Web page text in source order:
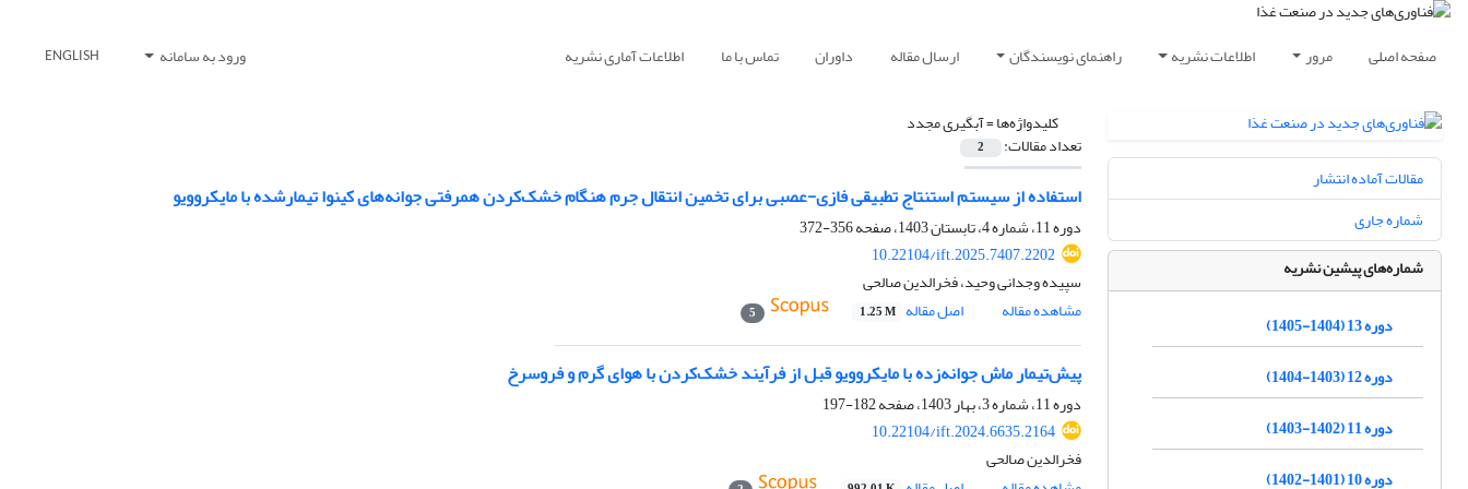
صفحه اصلی مرور اطلاعات نشریه راهنمای نویسندگان ارسال مقاله داوران تماس با ما اطلاعات آماری نشریه ورود به سامانه ENGLISH
کلیدواژه‌ها =آبگیری مجدد
تعداد مقالات: 2
استفاده از سیستم استنتاج تطبیقی فازی-عصبی برای تخمین انتقال جرم هنگام خشک‌کردن همرفتی جوانه‌های کینوا تیمارشده با مایکروویو
دوره 11، شماره 4، تابستان 1403، صفحه
356-372
10.22104/ift.2025.7407.2202
سپیده وجدانی وحید، فخرالدین صالحی
مشاهده مقاله
اصل مقاله 1.25 M
5
پیش‌تیمار ماش جوانه‌زده با مایکروویو قبل از فرآیند خشک‌کردن با هوای گرم و فروسرخ
دوره 11، شماره 3، بهار 1403، صفحه
182-197
10.22104/ift.2024.6635.2164
فخرالدین صالحی
مقالات آماده انتشار
شماره جاری
شماره‌های پیشین نشریه
دوره 13 (1404-1405)
دوره 12 (1403-1404)
دوره 11 (1402-1403)
دوره 10 (1401-1402)